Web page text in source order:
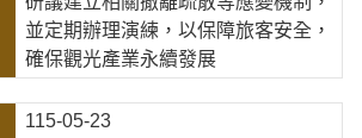
並定期辦理演練，以保障旅客安全，
確保觀光產業永續發展
115-05-23